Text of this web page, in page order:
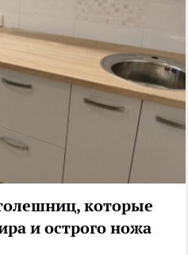
которые
и острого ножа